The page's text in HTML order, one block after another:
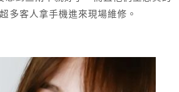
多客人拿手機進來現場維修。